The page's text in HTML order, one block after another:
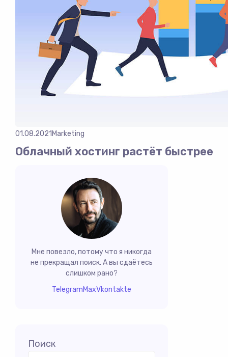
01.08.2021 Marketing
Облачный хостинг растёт быстрее
Мне повезло, потому что я никогда
не прекращал поиск. А вы сдаётесь
слишком рано?
TelegramMaxVkontakte
Поиск